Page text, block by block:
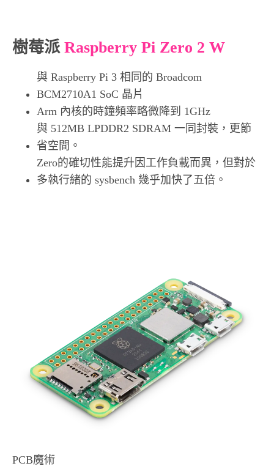
樹莓派 Raspberry Pi Zero 2 W
與 Raspberry Pi 3 相同的 Broadcom
BCM2710A1 SoC 晶片
Arm 內核的時鐘頻率略微降到 1GHz
與 512MB LPDDR2 SDRAM 一同封裝，更節
省空間。
Zero的確切性能提升因工作負載而異，但對於
多執行緒的 sysbench 幾乎加快了五倍。
PCB魔術